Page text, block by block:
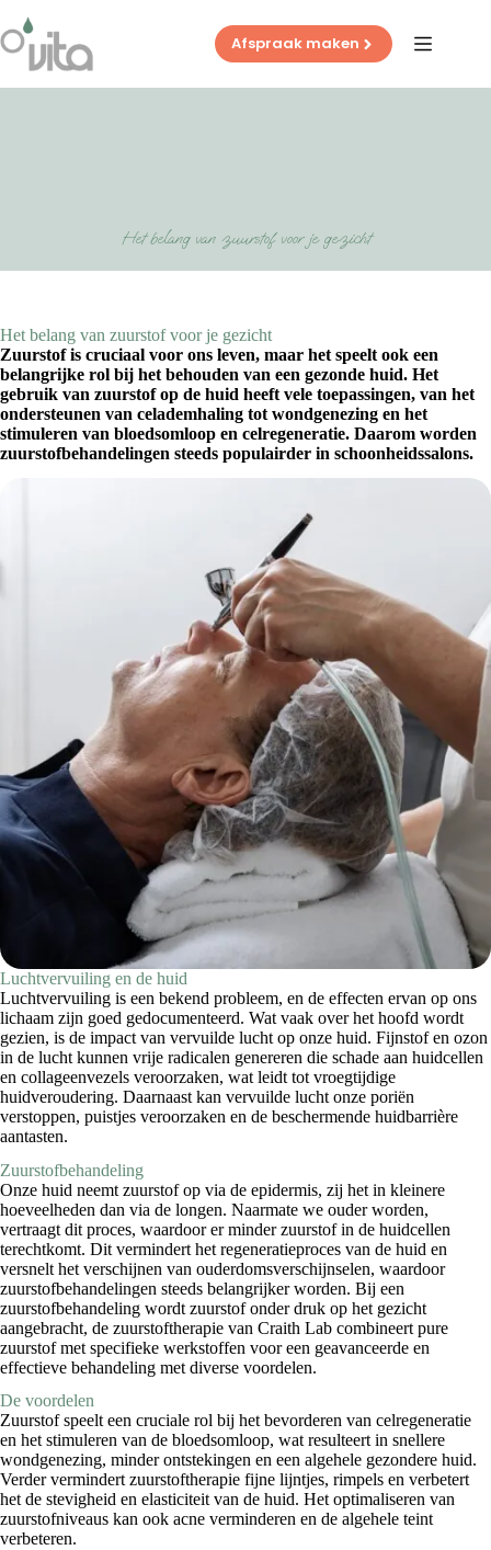
naar
de
inhoud
Afspraak maken
Het belang van zuurstof voor je gezicht
Het belang van zuurstof voor je gezicht
Zuurstof is cruciaal voor ons leven, maar het speelt ook een
belangrijke rol bij het behouden van een gezonde huid. Het
gebruik van zuurstof op de huid heeft vele toepassingen, van het
ondersteunen van celademhaling tot wondgenezing en het
stimuleren van bloedsomloop en celregeneratie. Daarom worden
zuurstofbehandelingen steeds populairder in schoonheidssalons.
Luchtvervuiling en de huid
Luchtvervuiling is een bekend probleem, en de effecten ervan op ons
lichaam zijn goed gedocumenteerd. Wat vaak over het hoofd wordt
gezien, is de impact van vervuilde lucht op onze huid. Fijnstof en ozon
in de lucht kunnen vrije radicalen genereren die schade aan huidcellen
en collageenvezels veroorzaken, wat leidt tot vroegtijdige
huidveroudering. Daarnaast kan vervuilde lucht onze poriën
verstoppen, puistjes veroorzaken en de beschermende huidbarrière
aantasten.
Zuurstofbehandeling
Onze huid neemt zuurstof op via de epidermis, zij het in kleinere
hoeveelheden dan via de longen. Naarmate we ouder worden,
vertraagt dit proces, waardoor er minder zuurstof in de huidcellen
terechtkomt. Dit vermindert het regeneratieproces van de huid en
versnelt het verschijnen van ouderdomsverschijnselen, waardoor
zuurstofbehandelingen steeds belangrijker worden. Bij een
zuurstofbehandeling wordt zuurstof onder druk op het gezicht
aangebracht, de zuurstoftherapie van Craith Lab combineert pure
zuurstof met specifieke werkstoffen voor een geavanceerde en
effectieve behandeling met diverse voordelen.
De voordelen
Zuurstof speelt een cruciale rol bij het bevorderen van celregeneratie
en het stimuleren van de bloedsomloop, wat resulteert in snellere
wondgenezing, minder ontstekingen en een algehele gezondere huid.
Verder vermindert zuurstoftherapie fijne lijntjes, rimpels en verbetert
het de stevigheid en elasticiteit van de huid. Het optimaliseren van
zuurstofniveaus kan ook acne verminderen en de algehele teint
verbeteren.